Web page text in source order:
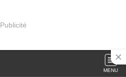
Publicité
MENU